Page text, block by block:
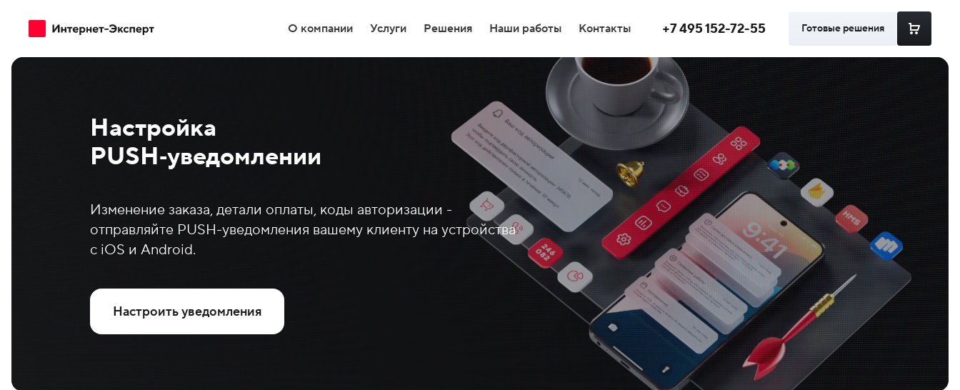
О компании Услуги Решения Наши работы Контакты +7 495 152-72-55 Готовые решения
Разработка
Backend-разработка
Разработка высоконагруженных порталов
Поддержка
DevOps
PostgreSQL
Настройка
PUSH‑уведомлении
Изменение заказа, детали оплаты, коды авторизации -
отправляйте PUSH-уведомления вашему клиенту на устройства
с iOS и Android.
Настроить уведомления